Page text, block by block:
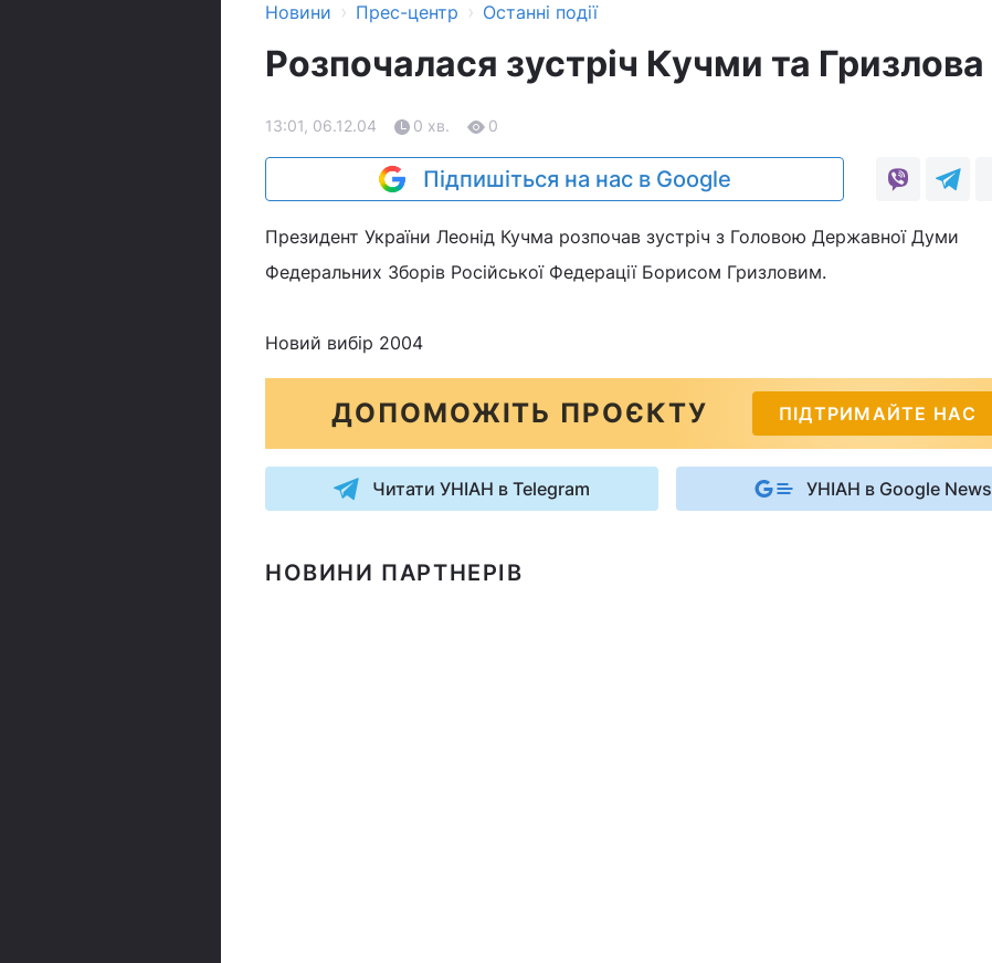
Новини › Прес-центр › Останні події
Розпочалася зустріч Кучми та Гризлова
13:01, 06.12.04 0 хв. 0
Підпишіться на нас в Google
Президент України Леонід Кучма розпочав зустріч з Головою Державної Думи
Федеральних Зборів Російської Федерації Борисом Гризловим.
Новий вибір 2004
ДОПОМОЖІТЬ ПРОЄКТУ ПІДТРИМАЙТЕ НАС
Читати УНІАН в Telegram УНІАН в Google News
НОВИНИ ПАРТНЕРІВ